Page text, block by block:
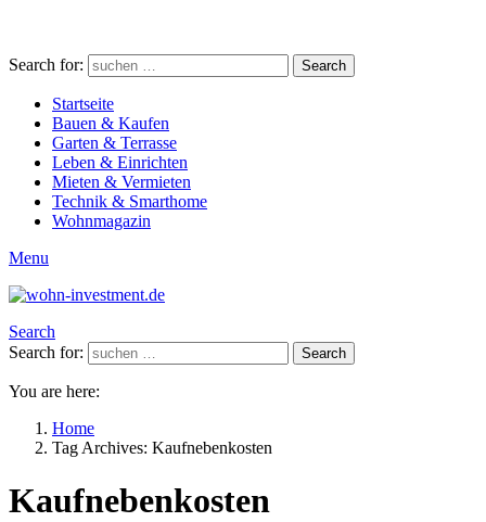
Search for: Search
Startseite
Bauen & Kaufen
Garten & Terrasse
Leben & Einrichten
Mieten & Vermieten
Technik & Smarthome
Wohnmagazin
Menu
Search
Search for:
Search
You are here:
Home
Tag Archives: Kaufnebenkosten
Kaufnebenkosten